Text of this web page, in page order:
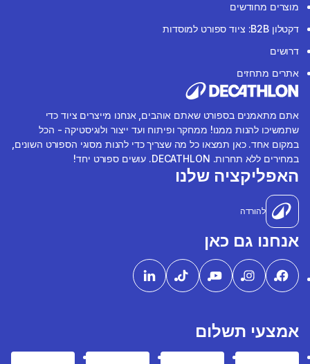
מוצרים מחודשים
דקטלון B2B: ציוד ספורט למוסדות
דרושים
אתרים מתחזים
אתם מתאמנים בספורט שאתם אוהבים, אנחנו מייצרים ציוד כדי
שתמשיכו להנות ממנו! ממחקר ופיתוח ועד ייצור ולוגיסטיקה - הכל
במקום אחד. כאן תמצאו כל מה שצריך כדי להנות מסוגי הספורט השונים,
במחירים ללא תחרות. DECATHLON. עושים ספורט יחד!
האפליקציה שלנו
להורדה
אנחנו גם כאן
אמצעי תשלום